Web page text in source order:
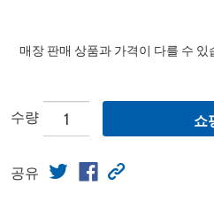
매장 판매 상품과 가격이 다를 수 있
수량 쇼
공유